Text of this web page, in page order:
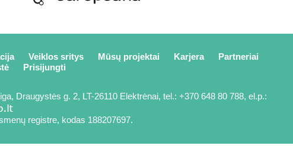
Veiklos sritys Mūsų projektai Karjera
Partneriai
Prisijungti
Draugystės g. 2, LT-26110 Elektrėnai, tel.: +370 648 80 788, el.p.:
registre, kodas 188207697.